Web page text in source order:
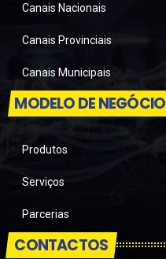
Canais Nacionais
Canais Provinciais
Canais Municipais
MODELO DE NEGÓCIO
Produtos
Serviços
Parcerias
CONTACTOS